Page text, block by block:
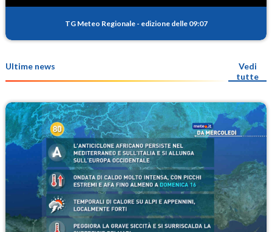
TG Meteo Regionale - edizione delle 09:07
Ultime news
Vedi
tutte